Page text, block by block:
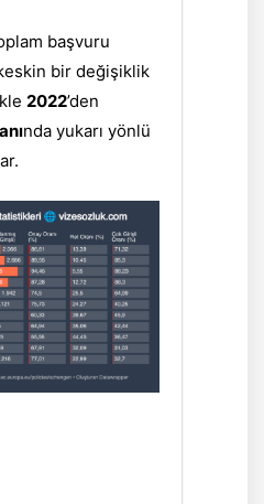
başvuru
bir değişiklik
2022’den
nda yukarı yönlü